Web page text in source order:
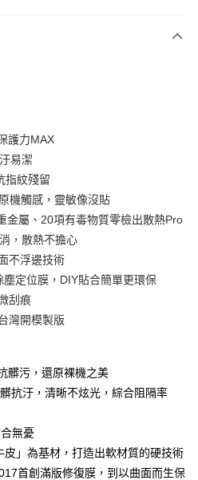
)免運費
)免運費
)免運費
護力MAX
易潔
指紋殘留
機觸感，靈敏像沒貼
金屬、20項有毒物質零檢出散熱Pro
，散熱不擔心
不浮邊技術
定位膜，DIY貼合簡單更環保
刮痕
灣開模製版
髒污，還原裸機之美
抗汙，清晰不炫光，綜合阻隔率
無憂
」為基材，打造出軟材質的硬技術
首創滿版修復膜，到以曲面而生保